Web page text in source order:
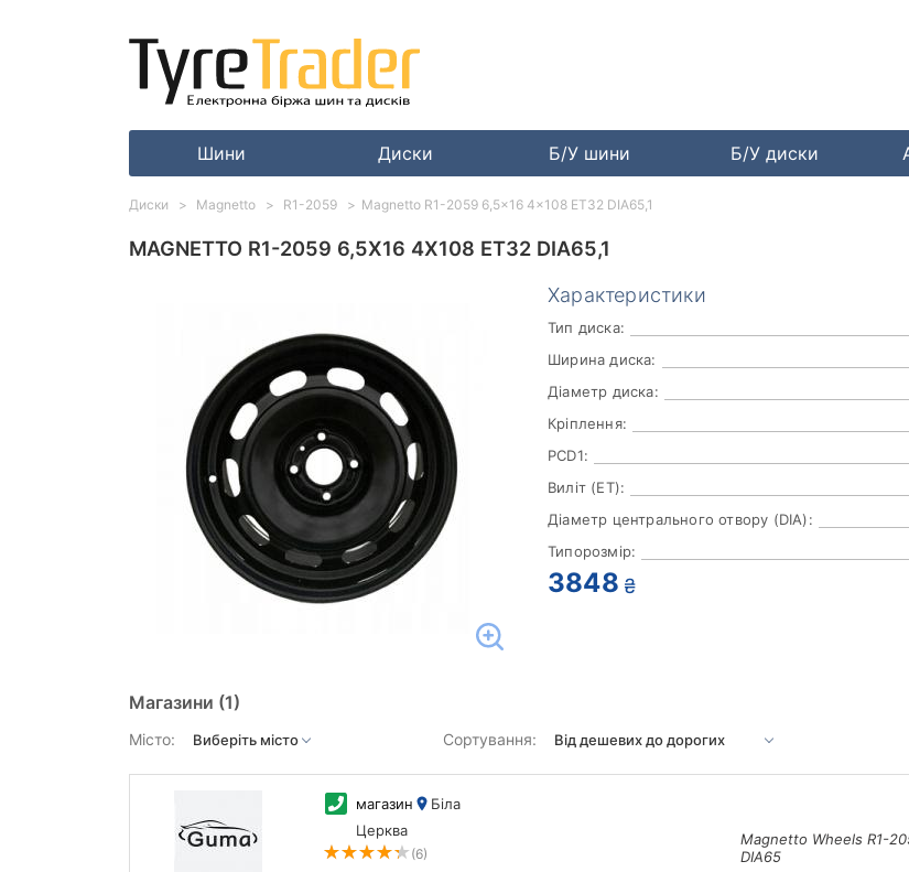
Шини Диски Б/У шини Б/У диски
MAGNETTO R1-2059 6,5X16 4X108 ET32 DIA65,1
Характеристики
Тип диска:
Ширина диска:
Діаметр диска:
Кріплення:
PCD1:
Виліт (ET):
Діаметр центрального отвору (DIA):
Типорозмір:
3848 ₴
Магазини (1)
Місто: Сортування:
магазин
Біла
Церква
(6)
Magnetto Wheels R1-
DIA65
Диски Magnetto R1-2059 Magnetto R1-2059 6,5x16 4x108 ET32 DIA65,1